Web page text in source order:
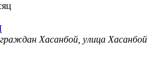
Хасанбой, улица Хасанбой